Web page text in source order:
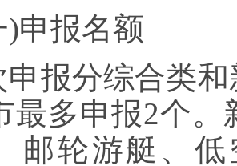
)申报名额
申报分综合类
最多申报2个
邮轮游艇、